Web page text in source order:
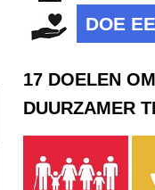
DOE
17 DOELEN
DUURZAMER